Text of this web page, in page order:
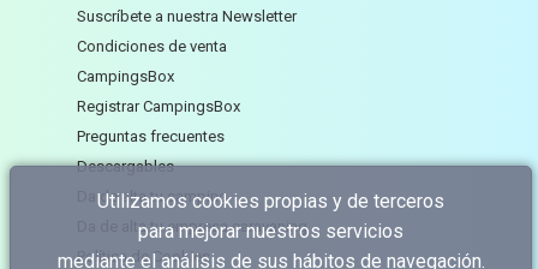
Suscríbete a nuestra Newsletter
Condiciones de venta
CampingsBox
Registrar CampingsBox
Preguntas frecuentes
Descargables
Da de alta tu camping
Da de alta tu empresa caravaning
Política de Cookies
Utilizamos cookies propias y de terceros
para mejorar nuestros servicios
mediante el análisis de sus hábitos de navegación.